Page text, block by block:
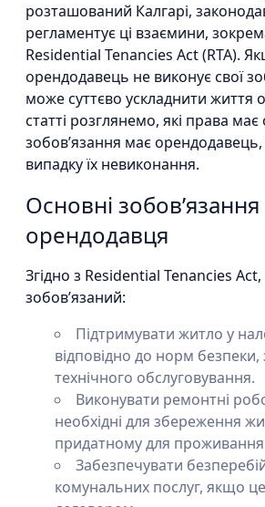
розташований Калгарі,
регламентує ці взаємини,
Residential Tenancies Act (RTA).
орендодавець не виконує свої
може суттєво ускладнити життя
статті розглянемо, які права має
зобов’язання має
випадку їх невиконання.
Основні зобов’язання
орендодавця
Згідно з Residential Tenancies
зобов’язаний:
Підтримувати житло у
відповідно до норм безпеки,
технічного обслуговування.
Виконувати ремонтні
необхідні для збереження
придатному для проживання
Забезпечувати
комунальних послуг, якщо